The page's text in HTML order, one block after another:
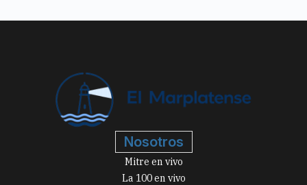
Nosotros
Mitre en vivo
La 100 en vivo